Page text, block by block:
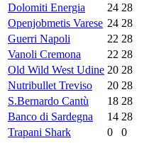
Dolomiti Energia
24 28
Openjobmetis Varese 24 28
Guerri Napoli
22 28
Vanoli Cremona
22 28
Old Wild West Udine 20 28
Nutribullet Treviso
20 28
S.Bernardo Cantù
18 28
Banco di Sardegna
14 28
Trapani Shark
0 0